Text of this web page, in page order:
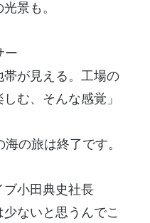
景も。
ー
帯が見える。工場の
む、そんな感覚」
の旅は終了です。
小田典史社長
少ないと思うんでこ